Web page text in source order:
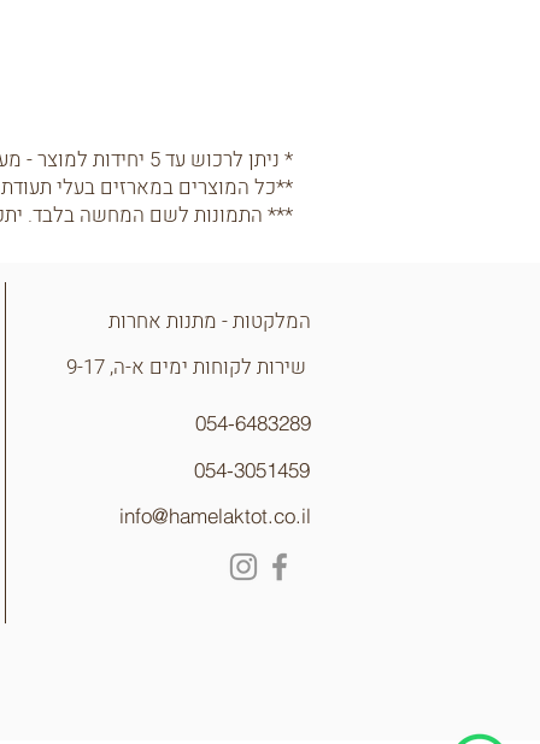
* ניתן לרכוש עד 5 יחידות למוצר - מעבר לכך נא
**כל המוצרים במארזים בעלי
*** התמונות לשם המחשה בלבד.
המלקטות - מתנות אחרות
שירות לקוחות ימים א-ה, 9-17
054-3051459
054-6483289
info@hamelaktot.co.il